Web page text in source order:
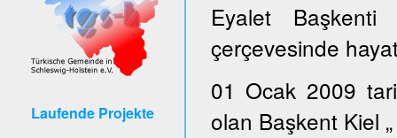
Laufende Projekte
Eyalet
çerçevesinde
01 Ocak 2009
olan Başkent Kiel